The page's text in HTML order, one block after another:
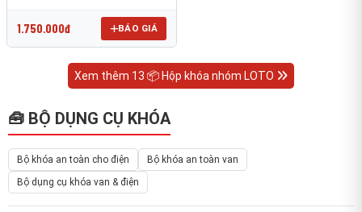
1.750.000đ BÁO GIÁ
Xem thêm 13 📦 Hộp khóa nhóm LOTO
🧰 BỘ DỤNG CỤ KHÓA
Bộ khóa an toàn cho điện
Bộ khóa an toàn van
Bộ dụng cụ khóa van & điện